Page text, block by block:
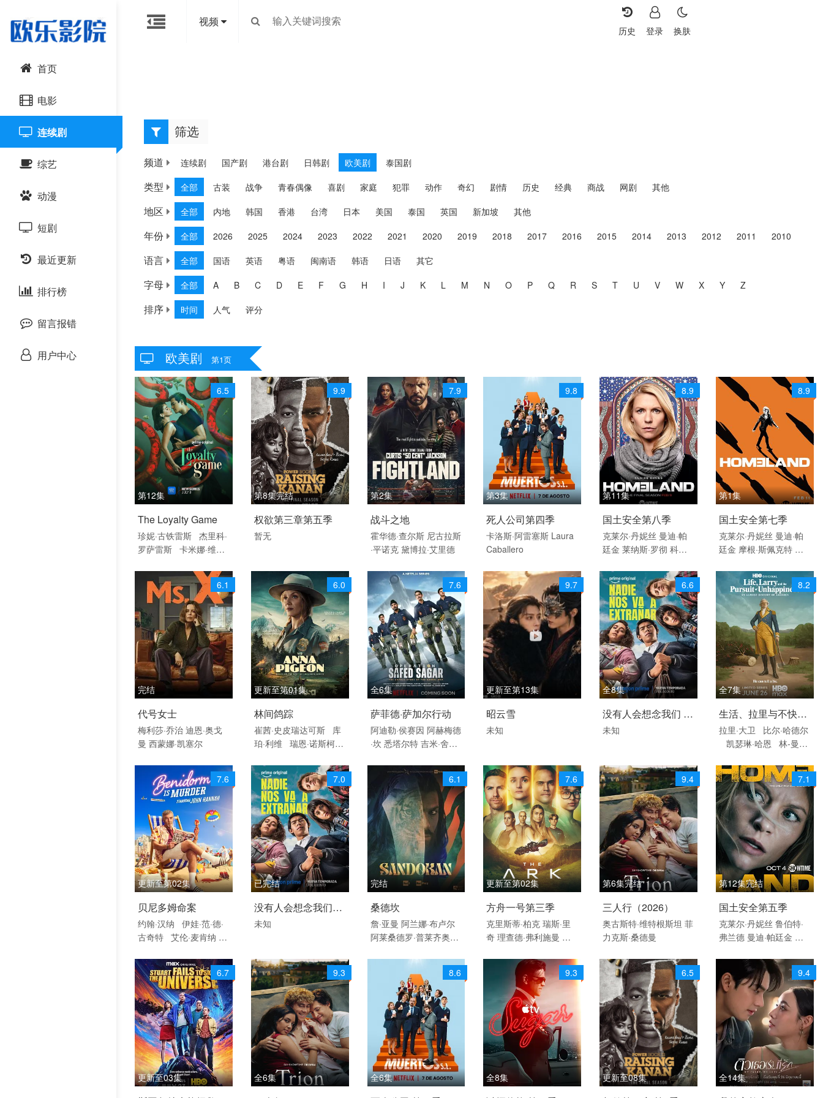
视频
换肤
登录
历史
首页
电影
动作片
喜剧片
爱情片
科幻片
恐怖片
剧情片
战争片
悬疑片
连续剧
综艺
大陆综艺
日韩综艺
港台综艺
欧美综艺
动漫
国产动漫
日韩动漫
欧美动漫
短剧
最近更新
排行榜
留言报错
用户中心
筛选
频道 连续剧 国产剧 港台剧 日韩剧 欧美剧 泰国剧
类型 全部 古装 战争 青春偶像 喜剧 家庭 犯罪 动作 奇幻 剧情 历史 经典 商战 网剧 其他
地区 全部 内地 韩国 香港 台湾 日本 美国 泰国 英国 新加坡 其他
年份 全部 2026 2025 2024 2023 2022 2021 2020 2019 2018 2017 2016 2015 2014 2013 2012 2011 2010
语言 全部 国语 英语 粤语 闽南语 韩语 日语 其它
字母 全部 A B C D E F G H I J K L M N O P Q R S T U V W X Y Z
排序 时间 人气 评分
欧美剧 第1页
6.5
第12集
2026 / 菲律宾 /
海外
The Loyalty Game
珍妮·古铁雷斯 杰里科·
罗萨雷斯 卡米娜·维拉
9.9
第8集完结
2026 / 美国 / 英语
剧情 欧美
权欲第三章第五季
暂无
7.9
第2集
2026 / 美国 / 英语
美国 欧美
战斗之地
霍华德·查尔斯 尼古拉斯
·平诺克 黛博拉·艾里德
9.8
第3集
2026 / 西班牙 / 西班牙
语
欧美
死人公司第四季
卡洛斯·阿雷塞斯 Laura
Caballero
8.9
第11集
2020 / 美国 / 英语
剧情 欧美
国土安全第八季
克莱尔·丹妮丝 曼迪·帕
廷金 莱纳斯·罗彻 科斯
姆拉特·考尔
穆罕默德·
巴克里 安德莉·代克 克
里夫·张伯伦 杰森.托特
纳姆 蒂姆·金尼 艾米·哈
格里夫斯 安娜·凯瑟琳·
霍尔布鲁克 大卫·亨特
琼乔·奥雷尔 埃米利奥·
库斯塔 安娜·弗兰科利尼
乔治娅·古德曼
8.9
第1集
2018 / 美国 / 英语
欧美
国土安全第七季
克莱尔·丹妮丝 曼迪·帕
廷金 摩根·斯佩克特 伊
罗彻 何家蓓 詹姆斯·达
西
迪伦·贝克 莫瑞·史特
林 科斯塔·罗宁
彼得·瓦
艾米·哈格里夫斯
伯特·克耐普 杰克·韦伯
戴恩·达文波特 艾伦·阿
黛尔 布莱德利·纳迪
6.1
完结
2026 / 新西兰 / 英语
剧情 惊悚 犯罪 欧美
剧 欧美
代号女士
梅利莎·乔治 迪恩·奥戈
曼 西蒙娜·凯塞尔
6.0
更新至第01集
2026 / 美国 / 英语
欧美
林间鸽踪
崔茜·史皮瑞达可斯
库
珀·利维
瑞恩·诺斯柯特
7.6
全6集
2026 / 印度 / 印地语
印度 海外 欧美
萨菲德·萨加尔行动
阿迪勒·侯赛因 阿赫梅德
·坎 悉塔尔特 吉米·舍尔
·Mehta 马努·里希·查达
马克·班宁顿
莫汉·卡普
尔 R·巴克提·克莱因 丹
尼斯·侯赛因 普拉加克塔
·科利 Edward·Sonnenbl
ick Dia·Mirza 阿比·维尔
马 米希尔·阿胡贾
Maso
om·Mumtaz·Khan Taar
uk·Raina 阿姆丽塔·巴格
琪 Arnav·Bhasin Anupa
m·K.·Sinha
va
9.7
更新至第13集
美国 / 英语
海外
昭云雪
未知
6.6
全8集
2026 / 墨西哥 / 西班牙
语
没有人会想念我们 第
二季
未知
8.2
全7集
2026 / 美国 / 英语
欧美
生活、拉里与不快乐
的追求：一部美国史
拉里·大卫
比尔·哈德尔
凯瑟琳·哈恩
林-曼努
西恩·海耶斯 安娜·奥斯
奥拉 苏茜·伊斯曼 Jak
e Reiner 巴拉克·奥巴
马 Misha Suvorov Vi
ncent Vaughan
7.6
更新至第02集
2026 / 英国 / 英语
欧美
贝尼多姆命案
约翰·汉纳
伊娃·范·德·
古奇特 艾伦·麦肯纳
尔
奥马尔·沙克尔 Tá
bata Cerezo Carolina
Bécquer Samantha P
ower 艾妮安娜·卡布罗
尔 伊恩·克宁汉 吉姆·
英格利氏 Damian Sch
edler Cruz Vaitiare Ra
mos
7.0
已完结
2026 / 墨西哥 / 西班牙
语
没有人会想念我们第
二季
未知
6.1
完结
2025 / 意大利 / 西班
牙 / 英语
剧情 动作 冒险 欧美
剧 欧美
桑德坎
詹·亚曼 阿兰娜·布卢尔
阿莱桑德罗·普莱齐奥西
Madeleine
Price
萨穆埃莱·塞格雷托
Mar
Grosy Gilberto Gliozzi
Freddy Drabble 安吉丽
卡·德维 Marcus Hodso
瑟吉·诺普科 Mauro
versano Samuel Kay
内春彦 西蒙·里佐尼 Mat
tia Sonnino Giulia Fras
chetti Franklin Gilberto
7.6
更新至第02集
2026 / 美国 / 英语
科幻 悬疑 欧美
方舟一号第三季
克里斯蒂·柏克 瑞斯·里
奇 理查德·弗利施曼 戴
娜·沃尔夫 蒂安娜·乌普
贾德兰·马尔科维奇
9.4
第6集完结
2026 / 瑞典 / 瑞典语
剧情 欧美剧 欧美
三人行（2026）
奥古斯特·维特根斯坦 菲
力克斯·桑德曼
7.1
第12集完结
2015 / 美国 / 英语
剧情 悬疑 惊悚 欧美
国土安全第五季
克莱尔·丹妮丝 鲁伯特·
弗兰德 曼迪·帕廷金 米
莎拉·索科洛維奇 塞
巴斯蒂安·科赫 尼娜·霍
斯 F·默里·亚伯拉罕 阿
斯尔·阿德尔 麦卡·霍普
特曼 约翰·盖兹
萨米尔·
富赫斯 马丁·乌特克 阿
德南·马拉尔 Noemi Bes
edes 露西·波尔 Hussi K
utlucan 法希姆·法兹利
克里斯·泰辛格
6.7
更新至03集
9.3
全6集
8.6
全6集
9.3
全8集
6.5
更新至08集
9.4
全14集